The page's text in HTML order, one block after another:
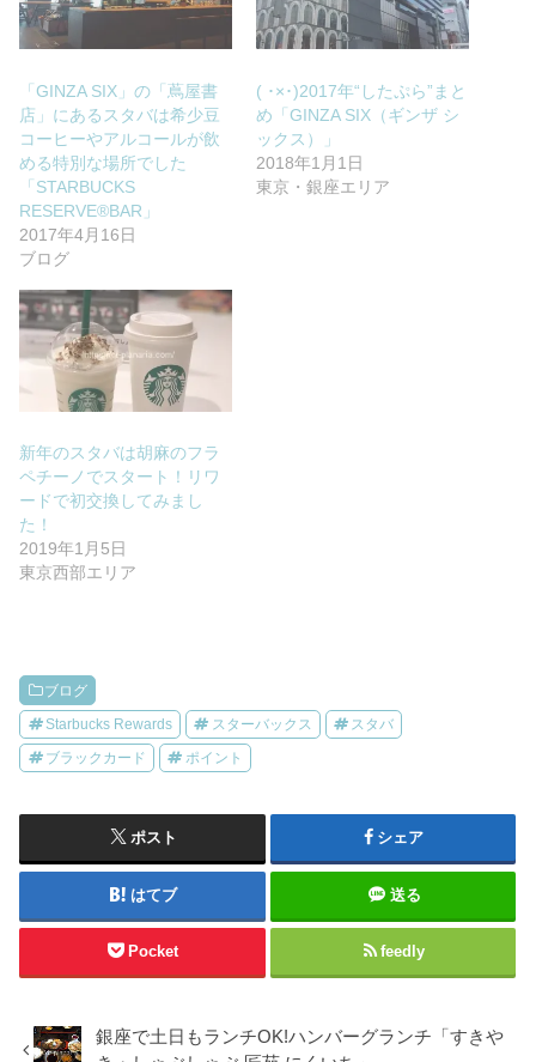
「GINZA SIX」の「蔦屋書
店」にあるスタバは希少豆
コーヒーやアルコールが飲
める特別な場所でした
「STARBUCKS
RESERVE®️BAR」
2017年4月16日
ブログ
( ･×･)2017年“したぷら”まと
め「GINZA SIX（ギンザ シ
ックス）」
2018年1月1日
東京・銀座エリア
新年のスタバは胡麻のフラ
ペチーノでスタート！リワ
ードで初交換してみまし
た！
2019年1月5日
東京西部エリア
ブログ
Starbucks Rewards スターバックス スタバ
ブラックカード ポイント
ポスト シェア
はてブ 送る
Pocket feedly
銀座で土日もランチOK!ハンバーグランチ「すきや